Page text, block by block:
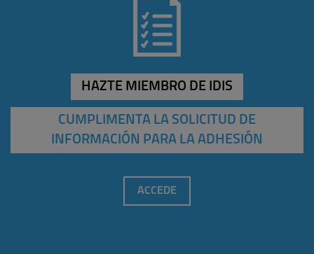
HAZTE MIEMBRO DE IDIS
CUMPLIMENTA LA SOLICITUD DE
INFORMACIÓN PARA LA ADHESIÓN
ACCEDE